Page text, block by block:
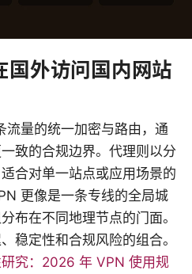
国外访问国内网站
流量的统一加密与路由，通
致的合规边界。代理则以分
合对单一站点或应用场景的
更像是一条专线的全局城
布在不同地理节点的门面。
稳定性和合规风险的组合。
究：2026 年 VPN 使用规